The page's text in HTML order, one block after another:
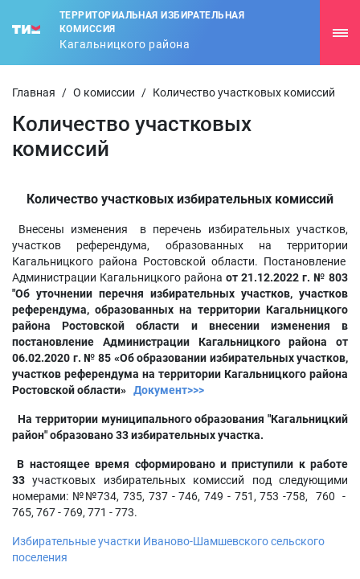
ТЕРРИТОРИАЛЬНАЯ ИЗБИРАТЕЛЬНАЯ
КОМИССИЯ
Кагальницкого района
Главная / О комиссии / Количество участковых комиссий
Количество участковых
комиссий
Количество участковых избирательных комиссий
Внесены изменения в перечень избирательных участков,
участков референдума, образованных на территории
Кагальницкого района Ростовской области. Постановление
Администрации Кагальницкого района от 21.12.2022 г. № 803
"Об уточнении перечня избирательных участков, участков
референдума, образованных на территории Кагальницкого
района Ростовской области и внесении изменения в
постановление Администрации Кагальницкого района от
06.02.2020 г. № 85 «Об образовании избирательных участков,
участков референдума на территории Кагальницкого района
Ростовской области» Документ>>>
На территории муниципального образования "Кагальницкий
район" образовано 33 избирательных участка.
В настоящее время сформировано и приступили к работе
33участковых избирательных комиссий под следующими
номерами: №№734, 735, 737 - 746, 749 - 751, 753 -758, 760 -
765, 767 - 769, 771 - 773.
Избирательные участки Иваново-Шамшевского сельского
поселения